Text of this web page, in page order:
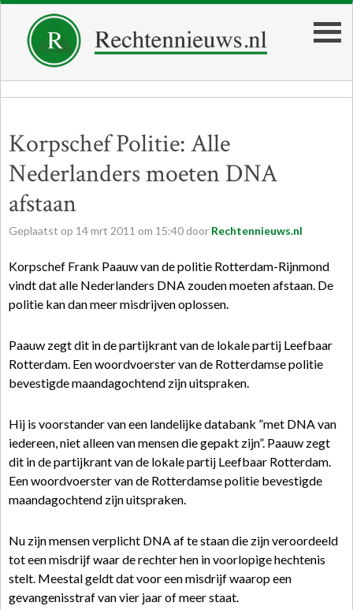
Korpschef Politie: Alle
Nederlanders moeten DNA
afstaan
Geplaatst op 14mrt 2011 om 15:40 door Rechtennieuws.nl
Korpschef Frank Paauw van de politie Rotterdam-Rijnmond
vindt dat alle Nederlanders DNA zouden moeten afstaan. De
politie kan dan meer misdrijven oplossen.
Paauw zegt dit in de partijkrant van de lokale partij Leefbaar
Rotterdam. Een woordvoerster van de Rotterdamse politie
bevestigde maandagochtend zijn uitspraken.
Hij is voorstander van een landelijke databank ”met DNA van
iedereen, niet alleen van mensen die gepakt zijn”. Paauw zegt
dit in de partijkrant van de lokale partij Leefbaar Rotterdam.
Een woordvoerster van de Rotterdamse politie bevestigde
maandagochtend zijn uitspraken.
Nu zijn mensen verplicht DNA af te staan die zijn veroordeeld
tot een misdrijf waar de rechter hen in voorlopige hechtenis
stelt. Meestal geldt dat voor een misdrijf waarop een
gevangenisstraf van vier jaar of meer staat.